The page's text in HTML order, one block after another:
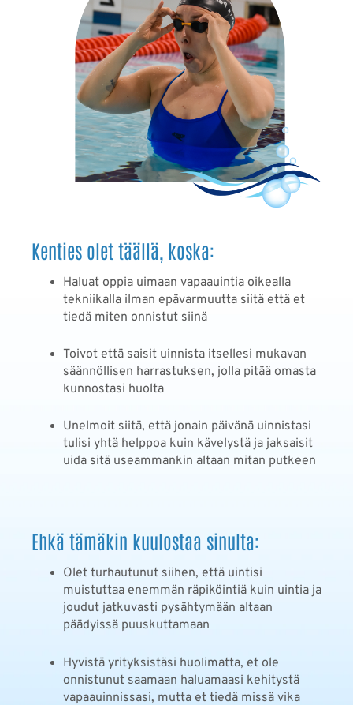
Kenties olet täällä, koska:
Haluat oppia uimaan vapaauintia oikealla
tekniikalla ilman epävarmuutta siitä että et
tiedä miten onnistut siinä
Toivot että saisit uinnista itsellesi mukavan
säännöllisen harrastuksen, jolla pitää omasta
kunnostasi huolta
Unelmoit siitä, että jonain päivänä uinnistasi
tulisi yhtä helppoa kuin kävelystä ja jaksaisit
uida sitä useammankin altaan mitan putkeen
Ehkä tämäkin kuulostaa sinulta:
Olet turhautunut siihen, että uintisi
muistuttaa enemmän räpiköintiä kuin uintia ja
joudut jatkuvasti pysähtymään altaan
päädyissä puuskuttamaan
Hyvistä yrityksistäsi huolimatta, et ole
onnistunut saamaan haluamaasi kehitystä
vapaauinnissasi, mutta et tiedä missä vika